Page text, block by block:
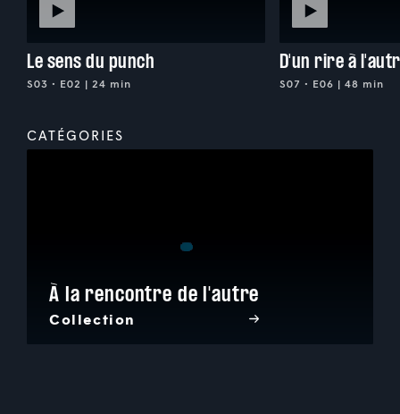
Le sens du punch
S03 • E02 | 24 min
D'un rire à
S07 • E06 | 48 min
CATÉGORIES
À la rencontre de l'autre
Collection